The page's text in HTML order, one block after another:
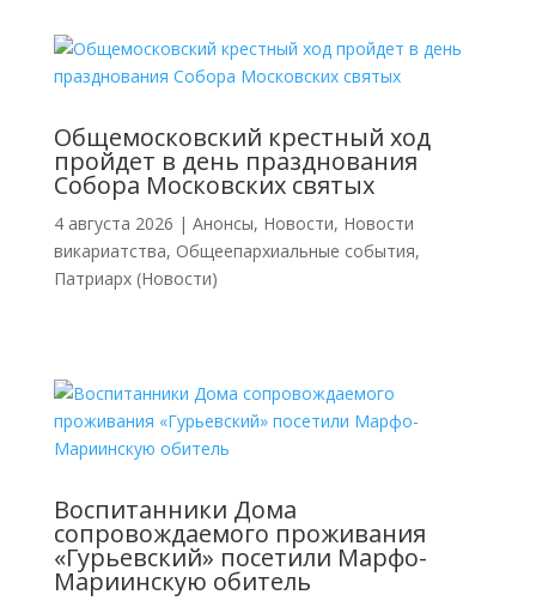
Общемосковский крестный ход
пройдет в день празднования
Собора Московских святых
4 августа 2026 | Анонсы, Новости, Новости
викариатства, Общеепархиальные события,
Патриарх (Новости)
Воспитанники Дома
сопровождаемого проживания
«Гурьевский» посетили Марфо-
Мариинскую обитель